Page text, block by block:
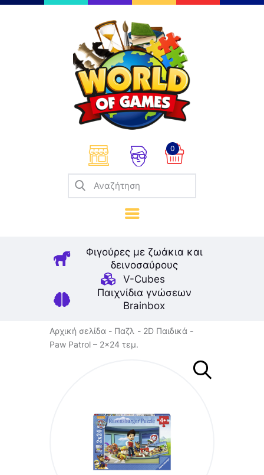
0
Φιγούρες με ζωάκια και
δεινοσαύρους
V-Cubes
Παιχνίδια γνώσεων
Brainbox
Επιτραπέζια
Παζλ
Παιχνίδια Καρτών
Σπαζοκεφαλιές
Κατασκευές
Καλλιτεχνικά
Μοντελισμός
Βιβλία
Παιχνίδια Ρόλων
Αρχική σελίδα Παζλ
2D Παιδικά
Paw Patrol – 2×24 τεμ.